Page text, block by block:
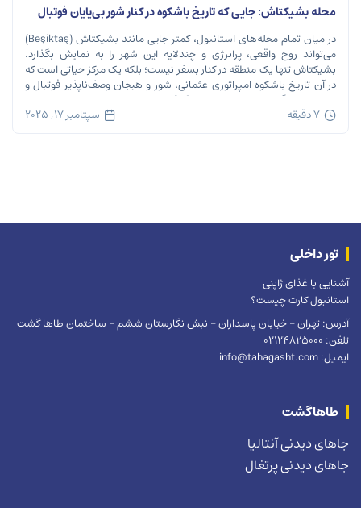
محله بشیکتاش: جایی که تاریخ باشکوه در کنار شور بی‌پایان فوتبال
نفس می‌کشد
در میان تمام محله‌های استانبول، کمتر جایی مانند بشیکتاش (Beşiktaş)
می‌تواند روح واقعی، پرانرژی و چندلایه این شهر را به نمایش بگذارد.
بشیکتاش تنها یک منطقه در کنار بسفر نیست؛ بلکه یک مرکز حیاتی است که
در آن تاریخ باشکوه امپراتوری عثمانی، شور و هیجان وصف‌ناپذیر فوتبال و
ریتم تند زندگی مدرن شهری در هم […]
7 دقیقه سپتامبر 17, 2025
طاهاگشت
جاهای دیدنی آنتالیا
جاهای دیدنی پرتغال
تور داخلی
آشنایی با غذای ژاپنی
استانبول کارت چیست؟
آدرس: تهران – خیابان پاسداران – نبش نگارستان ششم – ساختمان طاها گشت
تلفن: 02124825000
ایمیل: info@tahagasht.com